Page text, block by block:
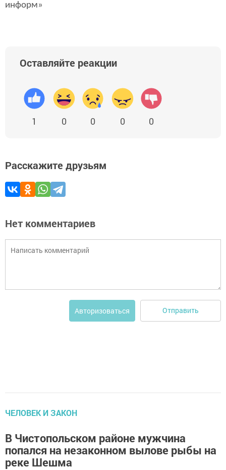
информ»
Оставляйте реакции
1 0 0 0 0
Расскажите друзьям
Нет комментариев
Авторизоваться Отправить
ЧЕЛОВЕК И ЗАКОН
В Чистопольском районе мужчина
попался на незаконном вылове рыбы на
реке Шешма